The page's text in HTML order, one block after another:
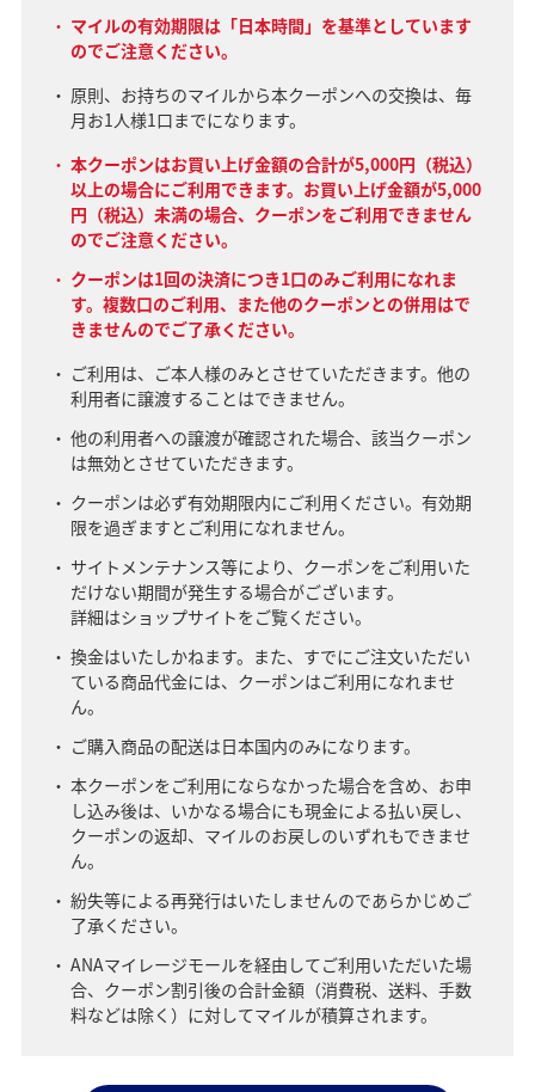
マイルの有効期限は「日本時間」を基準としています
のでご注意ください。
原則、お持ちのマイルから本クーポンへの交換は、毎
月お1人様1口までになります。
本クーポンはお買い上げ金額の合計が5,000円（税込）
以上の場合にご利用できます。お買い上げ金額が5,000
円（税込）未満の場合、クーポンをご利用できません
のでご注意ください。
クーポンは1回の決済につき1口のみご利用になれま
す。複数口のご利用、また他のクーポンとの併用はで
きませんのでご了承ください。
ご利用は、ご本人様のみとさせていただきます。他の
利用者に譲渡することはできません。
他の利用者への譲渡が確認された場合、該当クーポン
は無効とさせていただきます。
クーポンは必ず有効期限内にご利用ください。有効期
限を過ぎますとご利用になれません。
サイトメンテナンス等により、クーポンをご利用いた
だけない期間が発生する場合がございます。
詳細はショップサイトをご覧ください。
換金はいたしかねます。また、すでにご注文いただい
ている商品代金には、クーポンはご利用になれませ
ん。
ご購入商品の配送は日本国内のみになります。
本クーポンをご利用にならなかった場合を含め、お申
し込み後は、いかなる場合にも現金による払い戻し、
クーポンの返却、マイルのお戻しのいずれもできませ
ん。
紛失等による再発行はいたしませんのであらかじめご
了承ください。
ANAマイレージモールを経由してご利用いただいた場
合、クーポン割引後の合計金額（消費税、送料、手数
料などは除く）に対してマイルが積算されます。